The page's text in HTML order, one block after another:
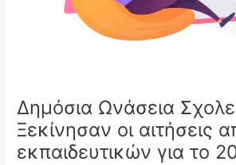
Δημόσια Ωνάσεια
Ξεκίνησαν οι αιτήσεις
εκπαιδευτικών για το